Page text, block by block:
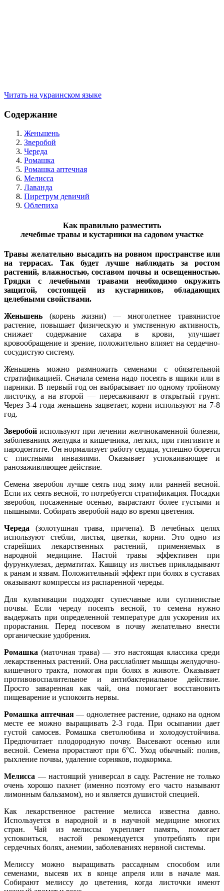
Читать на украинском языке
Содержание
Женьшень
Зверобой
Череда
Ромашка
Ромашка аптечная
Мелисса
Лаванда
Пиретрум девичий
Облепиха
Как правильно разместить
лечебные травы и кустарники на садовом участке
Травы желательно высадить на ровном пространстве или
на террасах. Так будет лучше наблюдать за ростом
растений, влажностью, составом почвы и освещенностью.
Грядки с лечебными травами необходимо окружить
защитой, состоящей из кустарников, обладающих
целебными свойствами.
Женьшень (корень жизни) — многолетнее травянистое
растение, повышает физическую и умственную активность,
снижает содержание сахара в крови, улучшает
кровообращение и зрение, положительно влияет на сердечно-
сосудистую систему.
Женьшень можно размножить семенами с обязательной
стратификацией. Сначала семена надо посеять в ящики или в
парники. В первый год он выбрасывает по одному тройному
листочку, а на второй — пересаживают в открытый грунт.
Через 3-4 года женьшень зацветает, корни используют на 7-8
год.
Зверобой используют при лечении желчнокаменной болезни,
заболеваниях желудка и кишечника, легких, при гингивите и
пародонтите. Он нормализует работу сердца, успешно борется
с глистными инвазиями. Оказывает успокаивающее и
ранозаживляющее действие.
Семена зверобоя лучше сеять под зиму или ранней весной.
Если их сеять весной, то потребуется стратификация. Посадки
зверобоя, посаженные осенью, вырастают более густыми и
пышными. Собирать зверобой надо во время цветения.
Череда (золотушная трава, причепа). В лечебных целях
используют стебли, листья, цветки, корни. Это одно из
старейших лекарственных растений, применяемых в
народной медицине. Настой травы эффективен при
фурункулезах, дерматитах. Кашицу из листьев прикладывают
к ранам и язвам. Положительный эффект при болях в суставах
оказывают компрессы из распаренной череды.
Для культивации подходят супесчаные или суглинистые
почвы. Если череду посеять весной, то семена нужно
выдержать при определенной температуре для ускорения их
прорастания. Перед посевом в почву желательно внести
органические удобрения.
Ромашка (маточная трава) — это настоящая классика среди
лекарственных растений. Она расслабляет мышцы желудочно-
кишечного тракта, помогая при болях в животе. Оказывает
противовоспалительное и антибактериальное действие.
Просто заваренная как чай, она помогает восстановить
пищеварение и успокоить нервы.
Ромашка аптечная— однолетнее растение, однако на одном
месте ее можно выращивать 2-3 года. При осыпании дает
густой самосев. Ромашка светолюбива и холодоустойчива.
Предпочитает плодородную почву. Высевают осенью или
весной. Семена прорастают при 6°С. Уход обычный: полив,
рыхление почвы, удаление сорняков, подкормка.
Мелисса — настоящий универсал в саду. Растение не только
очень хорошо пахнет (именно поэтому его часто называют
лимонным бальзамом), но и является душистой специей.
Как лекарственное растение мелисса известна давно.
Используется в народной и в научной медицине многих
стран. Чай из мелиссы укрепляет память, помогает
успокоиться, настой рекомендуется употреблять при
сердечных болях, анемии, заболеваниях нервной системы.
Мелиссу можно выращивать рассадным способом или
семенами, высеяв их в конце апреля или в начале мая.
Собирают мелиссу до цветения, когда листочки имеют